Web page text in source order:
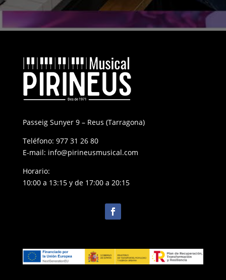
Passeig Sunyer 9 – Reus (Tarragona)
Teléfono: 977 31 26 80
E-mail: info@pirineusmusical.com
Horario:
10:00 a 13:15 y de 17:00 a 20:15